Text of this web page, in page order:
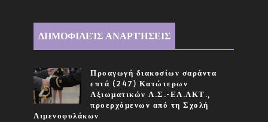
ΔΗΜΟΦΙΛΕΊΣ ΑΝΑΡΤΉΣΕΙΣ
Προαγωγή διακοσίων σαράντα
επτά (247) Κατώτερων
Αξιωματικών Λ.Σ.-ΕΛ.ΑΚΤ.,
προερχόμενων από τη Σχολή
Λιμενοφυλάκων